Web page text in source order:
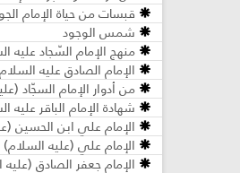
قبسات من حياة الإمام
شمس الوجود
منهج الإمام السّجاد عليه
الإمام الصادق عليه
من أدوار الإمام السجّاد
شهادة الإمام الباقر عليه
الإمام علي ابن الحسين
الإمام علي (عليه السلام)
الإمام جعفر الصادق (عليه